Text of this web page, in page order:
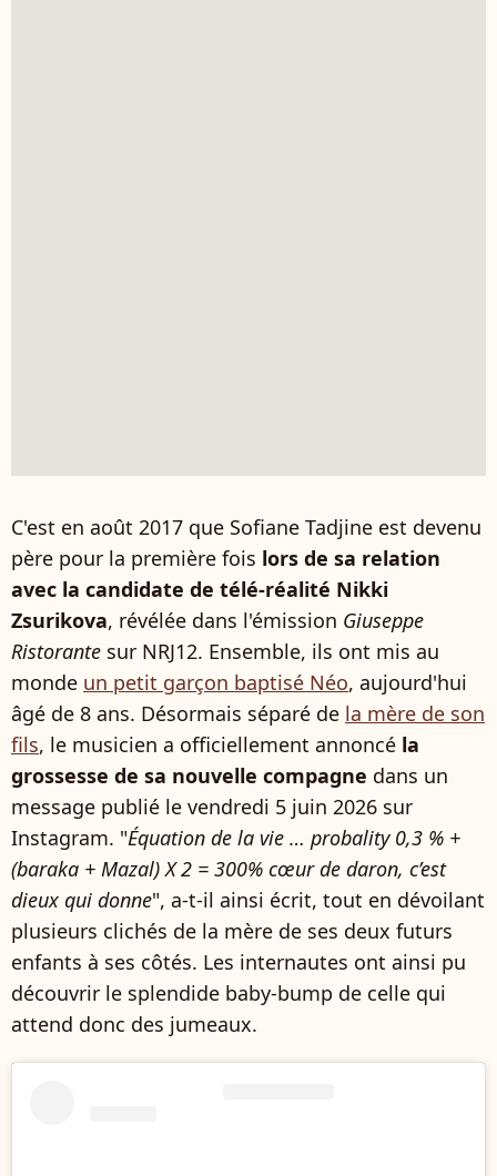
C'est en août 2017 que Sofiane Tadjine est devenu
père pour la première fois lors de sa relation
avec la candidate de télé-réalité Nikki
Zsurikova, révélée dans l'émission Giuseppe
Ristorante sur NRJ12. Ensemble, ils ont mis au
monde un petit garçon baptisé Néo, aujourd'hui
âgé de 8 ans. Désormais séparé de la mère de son
fils, le musicien a officiellement annoncé la
grossesse de sa nouvelle compagne dans un
message publié le vendredi 5 juin 2026 sur
Instagram. "Équation de la vie … probality 0,3 % +
(baraka + Mazal) X 2 = 300% cœur de daron, c’est
dieux qui donne", a-t-il ainsi écrit, tout en dévoilant
plusieurs clichés de la mère de ses deux futurs
enfants à ses côtés. Les internautes ont ainsi pu
découvrir le splendide baby-bump de celle qui
attend donc des jumeaux.